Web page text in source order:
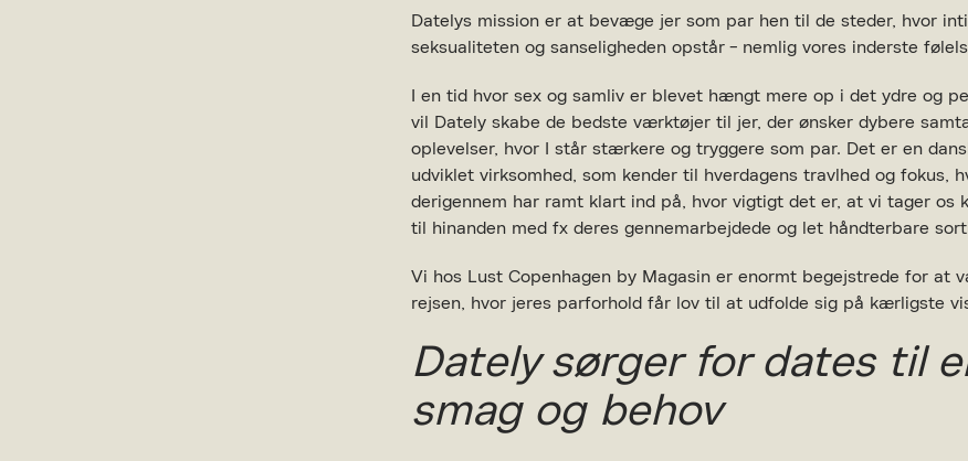
Datelys mission er at bevæge jer som par hen til de steder, hvor
seksualiteten og sanseligheden opstår - nemlig vores inderste
I en tid hvor sex og samliv er blevet hængt mere op i det ydre og
vil Dately skabe de bedste værktøjer til jer, der ønsker dybere
oplevelser, hvor I står stærkere og tryggere som par. Det er en
udviklet virksomhed, som kender til hverdagens travlhed og fokus,
derigennem har ramt klart ind på, hvor vigtigt det er, at vi tager os
til hinanden med fx deres gennemarbejdede og let håndterbare
Vi hos Lust Copenhagen by Magasin er enormt begejstrede for at
rejsen, hvor jeres parforhold får lov til at udfolde sig på kærligste
Dately sørger for dates til
smag og behov